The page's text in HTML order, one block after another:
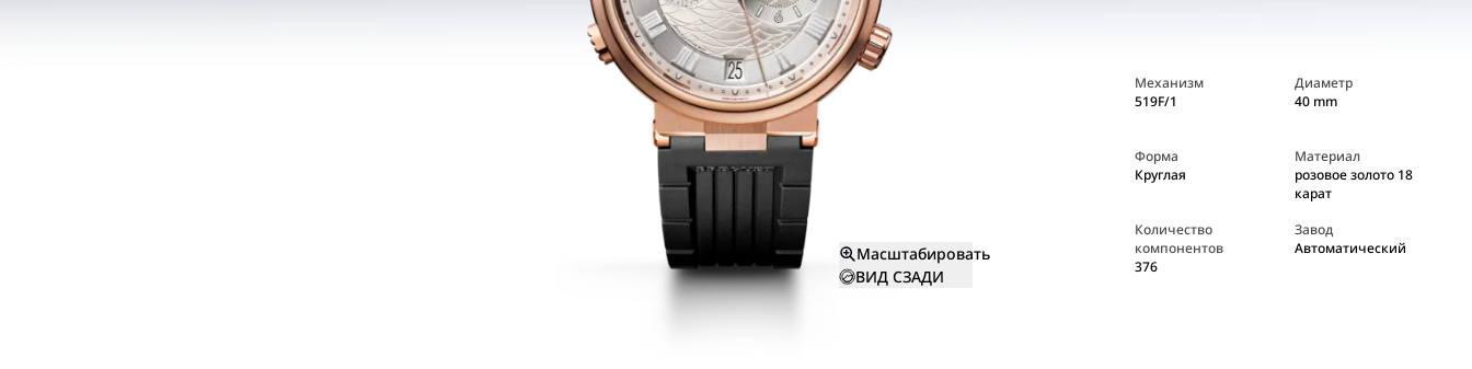
Масштабировать
ВИД СЗАДИ
Механизм
519F/1
Диаметр
40 mm
Форма
Круглая
Материал
розовое золото 18
карат
Количество
компонентов
376
Завод
Автоматический